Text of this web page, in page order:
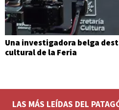
Una investigadora belga
cultural de la Feria
LAS MÁS LEÍDAS DEL